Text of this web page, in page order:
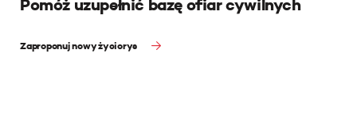
Pomóż uzupełnić bazę ofiar cywilnych
Zaproponuj nowy życiorys